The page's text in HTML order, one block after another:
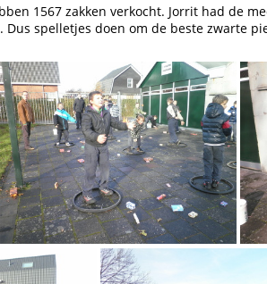
1567 zakken verkocht. Jorrit had de
Dus spelletjes doen om de beste zwarte